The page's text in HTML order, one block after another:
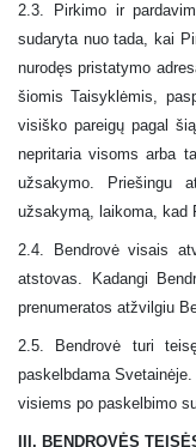
2.3. Pirkimo ir
sudaryta nuo tada, kai
nurodęs pristatymo
šiomis Taisyklėmis,
visiško pareigų pagal
nepritaria visoms arba
užsakymo. Priešingu
užsakymą, laikoma, kad
2.4. Bendrovė visais
atstovas. Kadangi
prenumeratos atžvilgiu
2.5. Bendrovė turi
paskelbdama
visiems po paskelbimo
III. BENDROVĖS